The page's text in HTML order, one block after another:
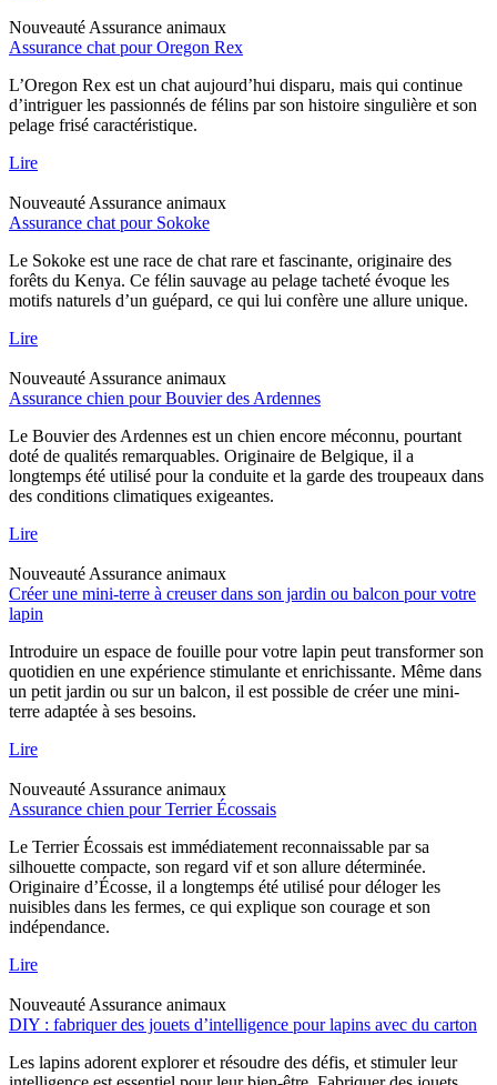
Nouveauté Assurance animaux
Assurance chat pour Oregon Rex
L’Oregon Rex est un chat aujourd’hui disparu, mais qui continue
d’intriguer les passionnés de félins par son histoire singulière et son
pelage frisé caractéristique.
Lire
Nouveauté Assurance animaux
Assurance chat pour Sokoke
Le Sokoke est une race de chat rare et fascinante, originaire des
forêts du Kenya. Ce félin sauvage au pelage tacheté évoque les
motifs naturels d’un guépard, ce qui lui confère une allure unique.
Lire
Nouveauté Assurance animaux
Assurance chien pour Bouvier des Ardennes
Le Bouvier des Ardennes est un chien encore méconnu, pourtant
doté de qualités remarquables. Originaire de Belgique, il a
longtemps été utilisé pour la conduite et la garde des troupeaux dans
des conditions climatiques exigeantes.
Lire
Nouveauté Assurance animaux
Créer une mini-terre à creuser dans son jardin ou balcon pour votre
lapin
Introduire un espace de fouille pour votre lapin peut transformer son
quotidien en une expérience stimulante et enrichissante. Même dans
un petit jardin ou sur un balcon, il est possible de créer une mini-
terre adaptée à ses besoins.
Lire
Nouveauté Assurance animaux
Assurance chien pour Terrier Écossais
Le Terrier Écossais est immédiatement reconnaissable par sa
silhouette compacte, son regard vif et son allure déterminée.
Originaire d’Écosse, il a longtemps été utilisé pour déloger les
nuisibles dans les fermes, ce qui explique son courage et son
indépendance.
Lire
Nouveauté Assurance animaux
DIY : fabriquer des jouets d’intelligence pour lapins avec du carton
Les lapins adorent explorer et résoudre des défis, et stimuler leur